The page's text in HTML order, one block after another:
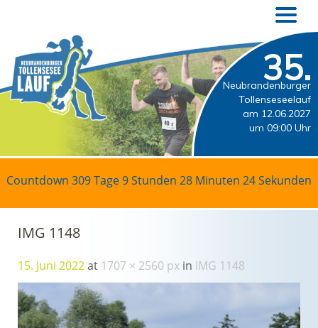
35.
Neubrandenburger
Tollenseseelauf
am 12.06.2027
um 09:00 Uhr
Countdown 309 Tage 9 Stunden 28 Minuten 23 Sekunden
IMG 1148
15. Juni 2022at 1707 × 2560 px in IMG 1148